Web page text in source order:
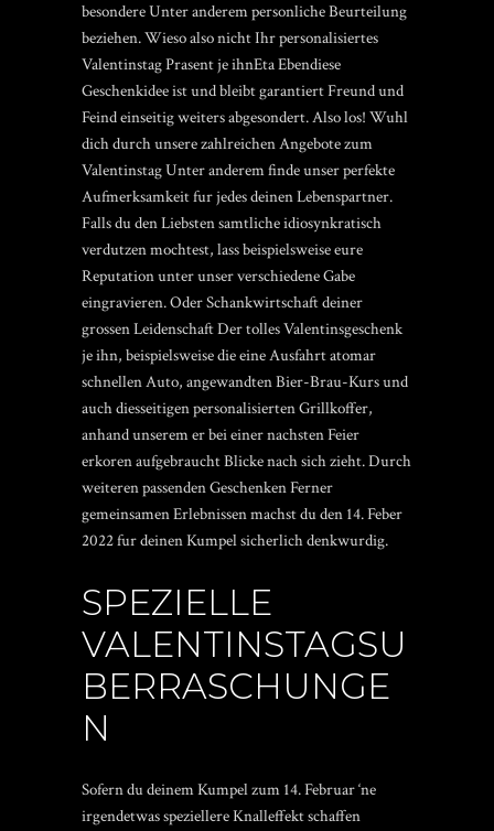
besondere Unter anderem personliche Beurteilung
beziehen. Wieso also nicht Ihr personalisiertes
Valentinstag Prasent je ihnEta Ebendiese
Geschenkidee ist und bleibt garantiert Freund und
Feind einseitig weiters abgesondert. Also los! Wuhl
dich durch unsere zahlreichen Angebote zum
Valentinstag Unter anderem finde unser perfekte
Aufmerksamkeit fur jedes deinen Lebenspartner.
Falls du den Liebsten samtliche idiosynkratisch
verdutzen mochtest, lass beispielsweise eure
Reputation unter unser verschiedene Gabe
eingravieren. Oder Schankwirtschaft deiner
grossen Leidenschaft Der tolles Valentinsgeschenk
je ihn, beispielsweise die eine Ausfahrt atomar
schnellen Auto, angewandten Bier-Brau-Kurs und
auch diesseitigen personalisierten Grillkoffer,
anhand unserem er bei einer nachsten Feier
erkoren aufgebraucht Blicke nach sich zieht. Durch
weiteren passenden Geschenken Ferner
gemeinsamen Erlebnissen machst du den 14. Feber
2022 fur deinen Kumpel sicherlich denkwurdig.
SPEZIELLE
VALENTINSTAGSU
BERRASCHUNGE
N
Sofern du deinem Kumpel zum 14. Februar ‘ne
irgendetwas speziellere Knalleffekt schaffen